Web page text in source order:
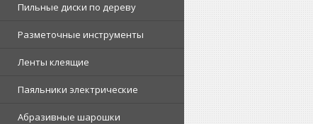
Пильные диски по дереву
Разметочные инструменты
Ленты клеящие
Паяльники электрические
Абразивные шарошки